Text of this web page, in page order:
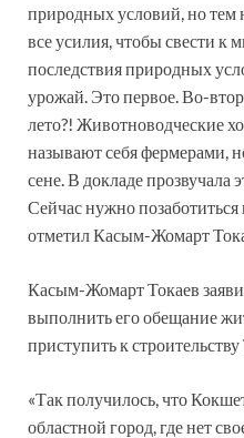
природных условий, но
все усилия, чтобы свести к
последствия природных
урожай. Это первое. Во-
лето?! Животноводческие
называют себя фермерами,
сене. В докладе прозвучала
Сейчас нужно
отметил Касым-Жомарт
Касым-Жомарт Токаев
выполнить его обещание
приступить к
«Так получилось, что
областной город, где нет